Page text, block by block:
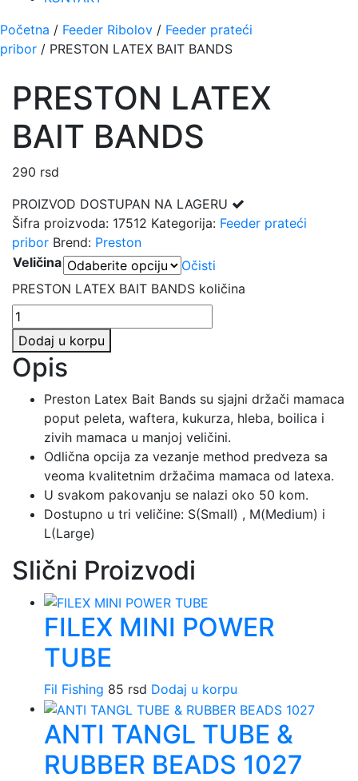
Početna / Feeder Ribolov / Feeder prateći
pribor / PRESTON LATEX BAIT BANDS
PRESTON LATEX
BAIT BANDS
290 rsd
PROIZVOD DOSTUPAN NA LAGERU
Šifra proizvoda: 17512 Kategorija: Feeder prateći
pribor Brend: Preston
Veličina
Očisti
PRESTON LATEX BAIT BANDS količina
Dodaj u korpu
Opis
Preston Latex Bait Bands su sjajni držači mamaca
poput peleta, waftera, kukurza, hleba, boilica i
zivih mamaca u manjoj veličini.
Odlična opcija za vezanje method predveza sa
veoma kvalitetnim držačima mamaca od latexa.
U svakom pakovanju se nalazi oko 50 kom.
Dostupno u tri veličine: S(Small) , M(Medium) i
L(Large)
Slični Proizvodi
FILEX MINI POWER
TUBE
Fil Fishing 85 rsd Dodaj u korpu
ANTI TANGL TUBE &
RUBBER BEADS 1027